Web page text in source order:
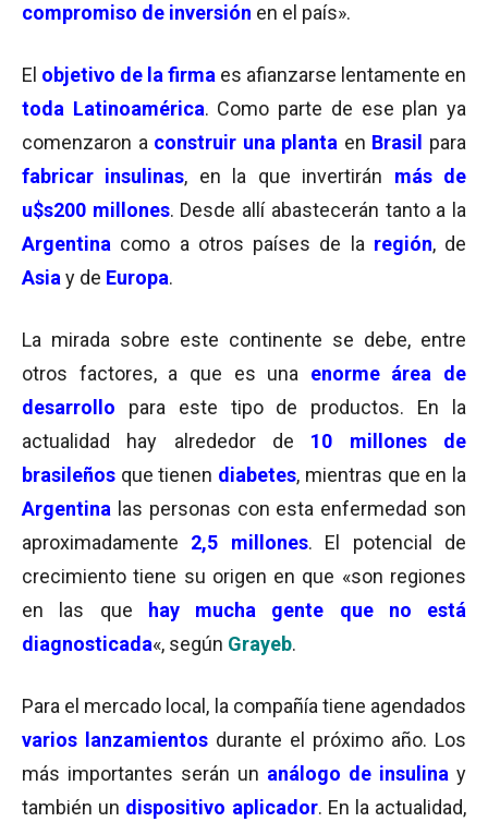
compromiso de inversión en el país».
El objetivo de la firma es afianzarse lentamente en
toda Latinoamérica. Como parte de ese plan ya
comenzaron a construir una planta en Brasil
para
fabricar insulinas, en la que invertirán más de
u$s200 millones. Desde allí abastecerán tanto a la
Argentina como a otros países de la región, de
Asia y de Europa.
La mirada sobre este continente se debe, entre
otros factores, a que es una enorme área de
desarrollo para este tipo de productos. En la
actualidad hay alrededor de 10 millones de
brasileños que tienen diabetes, mientras que en la
Argentina las personas con esta enfermedad son
aproximadamente 2,5 millones. El potencial de
crecimiento tiene su origen en que «son regiones
en las que
hay mucha gente que no está
diagnosticada«, según Grayeb.
Para el mercado local, la compañía tiene agendados
varios lanzamientos durante el próximo año. Los
más importantes serán un análogo de insulina y
también un dispositivo aplicador. En la actualidad,